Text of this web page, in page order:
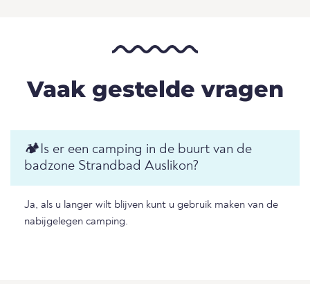
Vaak gestelde vragen
🏕️Is er een camping in de buurt van de
badzone Strandbad Auslikon?
Ja, als u langer wilt blijven kunt u gebruik maken van de
nabijgelegen camping.